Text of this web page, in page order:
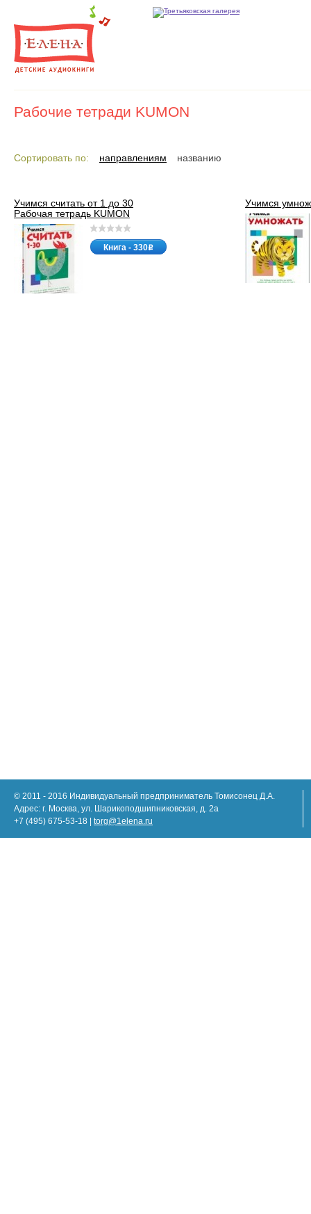
Рабочие тетради KUMON
Сортировать по: направлениям названию
Учимся считать от 1 до 30
Рабочая тетрадь KUMON
Книга - 330o
Учимся
© 2011 - 2016 Индивидуальный предприниматель Томисонец Д.А.
Адрес: г. Москва, ул. Шарикоподшипниковская, д. 2а
+7 (495) 675-53-18 | torg@1elena.ru